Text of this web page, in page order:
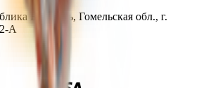
Беларусь, Гомельская обл., г.
А